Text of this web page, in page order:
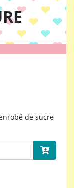
de sucre